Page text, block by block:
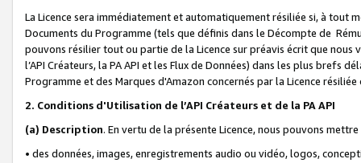
La Licence sera immédiatement et automatiquement résiliée si, à
Documents du Programme (tels que définis dans le Décompte de
pouvons résilier tout ou partie de la Licence sur préavis écrit que
l’API Créateurs, la PA API et les Flux de Données) dans les plus
Programme et des Marques d'Amazon concernés par la Licence
2. Conditions d'Utilisation de l’API Créateurs et de la PA API
(a) Description. En vertu de la présente Licence, nous pouvons
• des données, images, enregistrements audio ou vidéo, logos,